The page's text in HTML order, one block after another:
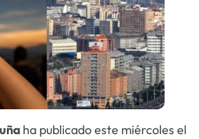
ha publicado este miércoles el